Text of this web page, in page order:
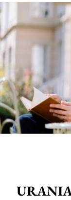
URANIA